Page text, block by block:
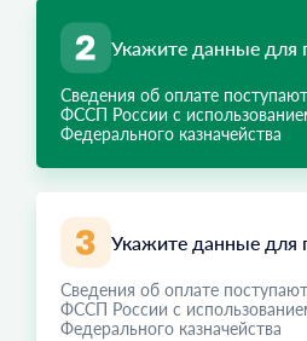
Укажите данные для
Сведения об оплате
ФССП России с
Федерального казначейства
Укажите данные для
Сведения об оплате
ФССП России с
Федерального казначейства